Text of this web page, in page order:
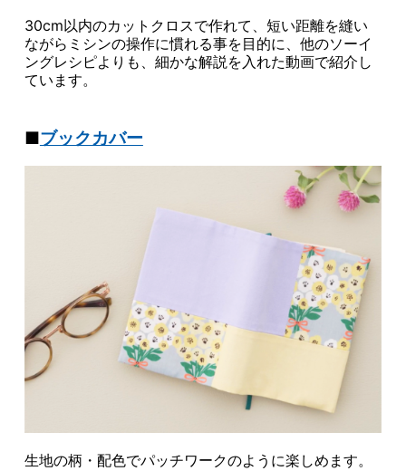
30cm以内のカットクロスで作れて、短い距離を縫い
ながらミシンの操作に慣れる事を目的に、他のソーイ
ングレシピよりも、細かな解説を入れた動画で紹介し
ています。
■ブックカバー
生地の柄・配色でパッチワークのように楽しめます。